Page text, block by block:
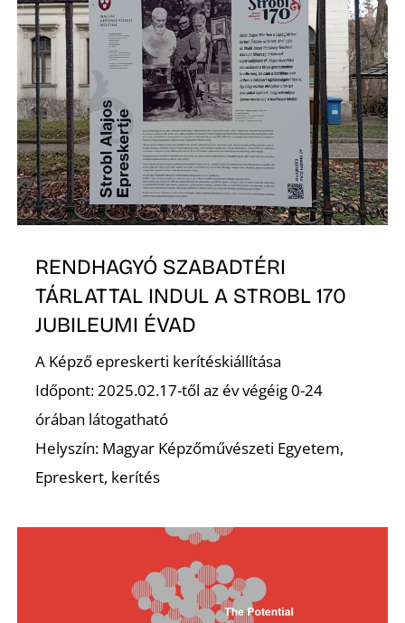
RENDHAGYÓ SZABADTÉRI
TÁRLATTAL INDUL A STROBL 170
JUBILEUMI ÉVAD
A Képző epreskerti kerítéskiállítása
Időpont: 2025.02.17-től az év végéig 0-24
órában látogatható
Helyszín: Magyar Képzőművészeti Egyetem,
Epreskert, kerítés